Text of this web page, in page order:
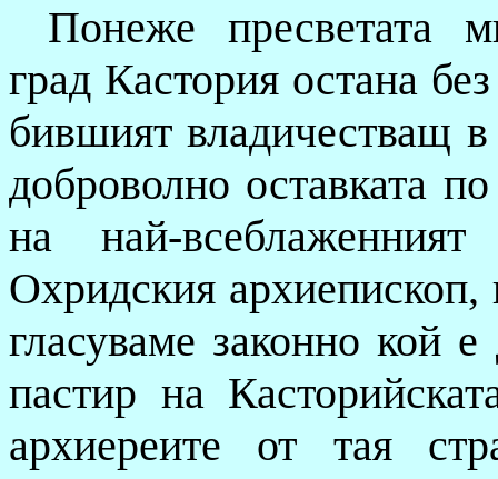
Понеже пресветата
град Кастория остана
бившият владичестващ
доброволно оставката
на най-
Охридския
гласуваме законно кой
пастир на
архиереите от тая